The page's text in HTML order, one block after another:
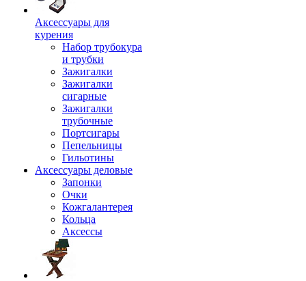
Аксессуары для
курения
Набор трубокура
и трубки
Зажигалки
Зажигалки
сигарные
Зажигалки
трубочные
Портсигары
Пепельницы
Гильотины
Аксессуары деловые
Запонки
Очки
Кожгалантерея
Кольца
Аксессы